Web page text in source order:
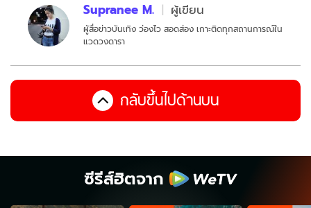
Supranee M. ผู้เขียน
ผู้สื่อข่าวบันเทิง ว่องไว สอดส่อง เกาะติดทุกสถานการณ์ใน
แวดวงดารา
กลับขึ้นไปด้านบน
ซีรีส์ฮิตจาก